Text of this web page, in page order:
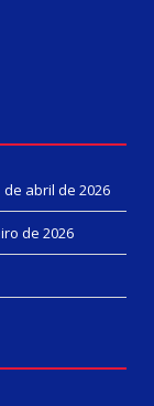
de abril de 2026
de 2026